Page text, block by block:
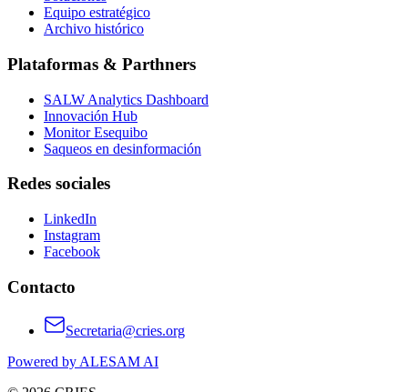
Equipo estratégico
Archivo histórico
Plataformas & Parthners
SALW Analytics Dashboard
Innovación Hub
Monitor Esequibo
Saqueos en desinformación
Redes sociales
LinkedIn
Instagram
Facebook
Contacto
Secretaria@cries.org
Powered by ALESAM AI